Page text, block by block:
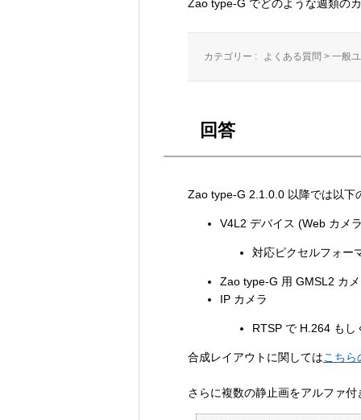
Zao type-G でどのような週類の
カテゴリー : よくある質問 > 一般
回答
Zao type-G 2.1.0.0 以降では以下
V4L2 デバイス (Web カメ
対応ピクセルフォー
Zao type-G 用 GMSL2 カ
IP カメラ
RTSP で H.264 もし
合成レイアウトに関してはこち
さらに複数の静止画をアルファ